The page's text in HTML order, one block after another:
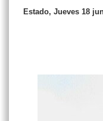
Estado, Jueves 18